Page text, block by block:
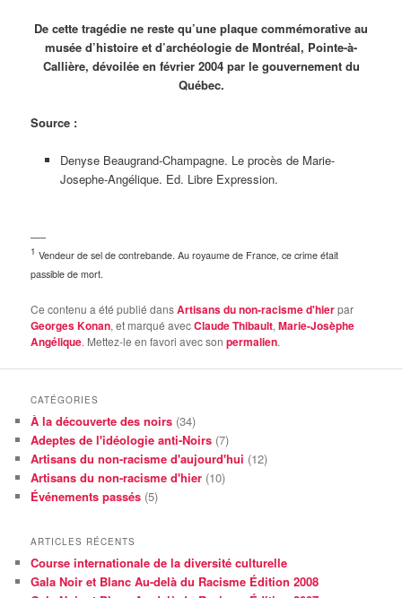
De cette tragédie ne reste qu’une plaque commémorative au
musée d’histoire et d’archéologie de Montréal, Pointe-à-
Callière, dévoilée en février 2004 par le gouvernement du
Québec.
Source :
Denyse Beaugrand-Champagne. Le procès de Marie-
Josephe-Angélique. Ed. Libre Expression.
—–
1 Vendeur de sel de contrebande. Au royaume de France, ce crime était
passible de mort.
Ce contenu a été publié dansArtisans du non-racisme d'hierpar
Georges Konan, et marqué avecClaude Thibault,Marie-Josèphe
Angélique. Mettez-le en favori avec sonpermalien.
CATÉGORIES
À la découverte des noirs (34)
Adeptes de l'idéologie anti-Noirs (7)
Artisans du non-racisme d'aujourd'hui (12)
Artisans du non-racisme d'hier (10)
Événements passés (5)
ARTICLES RÉCENTS
Course internationale de la diversité culturelle
Gala Noir et Blanc Au-delà du Racisme Édition 2008